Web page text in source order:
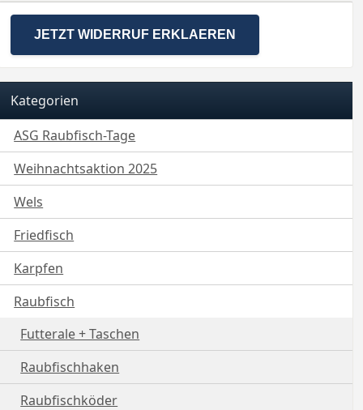
JETZT WIDERRUF ERKLAEREN
Kategorien
ASG Raubfisch-Tage
Weihnachtsaktion 2025
Wels
Friedfisch
Karpfen
Raubfisch
Futterale + Taschen
Raubfischhaken
Raubfischköder